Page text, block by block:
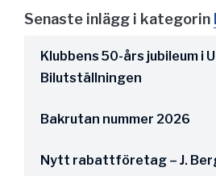
Senaste inlägg i kategorin
Klubbens 50-års jubileum i
Bilutställningen
Bakrutan nummer 2026
Nytt rabattföretag – J.